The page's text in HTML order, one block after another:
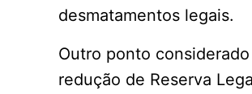
desmatamentos legais.
Outro ponto
redução de Reserva